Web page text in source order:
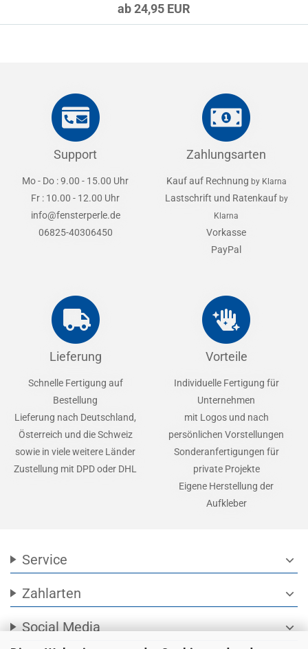
ab 24,95 EUR
Support
Mo - Do : 9.00 - 15.00 Uhr
Fr : 10.00 - 12.00 Uhr
info@fensterperle.de
06825-40306450
Zahlungsarten
Kauf auf Rechnung by Klarna
Lastschrift und Ratenkauf by
Klarna
Vorkasse
PayPal
Lieferung
Schnelle Fertigung auf
Bestellung
Lieferung nach Deutschland,
Österreich und die Schweiz
sowie in viele weitere Länder
Zustellung mit DPD oder DHL
Vorteile
Individuelle Fertigung für
Unternehmen
mit Logos und nach
persönlichen Vorstellungen
Sonderanfertigungen für
private Projekte
Eigene Herstellung der
Aufkleber
Service expand_more
Zahlarten expand_more
Social Media expand_more